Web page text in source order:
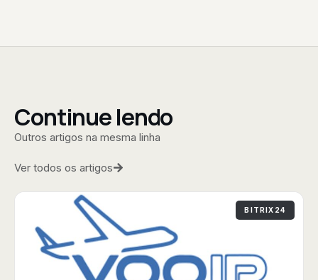
Continue lendo
Outros artigos na mesma linha
Ver todos os artigos
BITRIX24